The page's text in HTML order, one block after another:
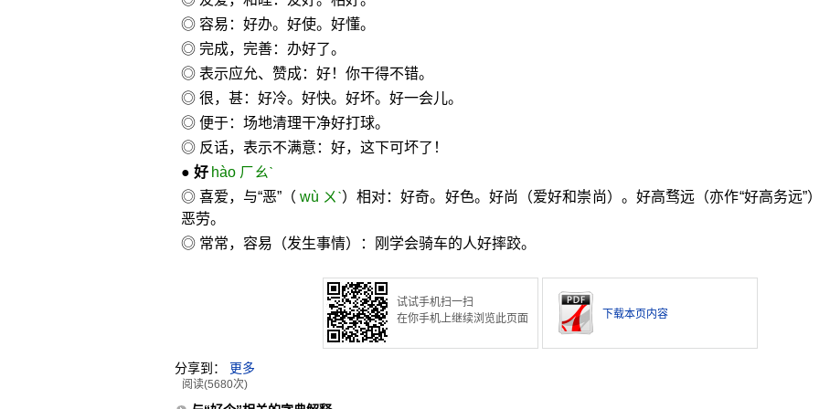
◎ 容易：好办。好使。好懂。
◎ 完成，完善：办好了。
◎ 表示应允、赞成：好！你干得不错。
◎ 很，甚：好冷。好快。好坏。好一会儿。
◎ 便于：场地清理干净好打球。
◎ 反话，表示不满意：好，这下可坏了！
● 好 hào ㄏㄠˋ
◎ 喜爱，与“恶”（ wù ㄨˋ）相对：好奇。好色。好尚（爱好和崇尚）。好高骛远（亦作“好高务远”
恶劳。
◎ 常常，容易（发生事情）：刚学会骑车的人好摔跤。
试试手机扫一扫
在你手机上继续浏览此页面
下载本页内容
分享到： 更多
阅读(5680次)